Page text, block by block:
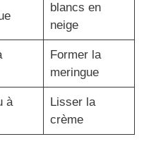
blancs en
neige
Former la
meringue
à
Lisser la
crème